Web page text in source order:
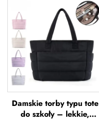
Damskie torby typu tote
do szkoły – lekkie,